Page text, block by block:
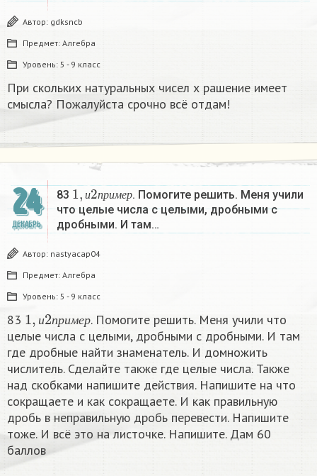
Автор: gdksncb
Предмет: Алгебра
Уровень: 5 - 9 класс
При скольких натуральных чисел х рашение имеет
смысла? Пожалуйста срочно всё отдам!
24
ДЕКАБРЬ
83 и п р име р
1,и2п ример
. Помогите решить. Меня учили
что целые числа с целыми, дробными с
дробными. И там…
Автор: nastyacap04
Предмет: Алгебра
Уровень: 5 - 9 класс
83 и пр имер
1 2
. Помогите решить. Меня учили что
целые числа с целыми, дробными с дробными. И там
где дробные найти знаменатель. И домножить
числитель. Сделайте также где целые числа. Также
над скобками напишите действия. Напишите на что
сокращаете и как сокращаете. И как правильную
дробь в неправильную дробь перевести. Напишите
тоже. И всё это на листочке. Напишите. Дам 60
баллов